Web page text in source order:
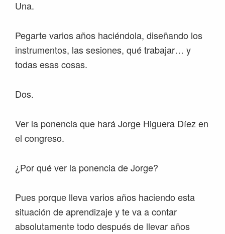
Una.
Pegarte varios años haciéndola, diseñando los
instrumentos, las sesiones, qué trabajar… y
todas esas cosas.
Dos.
Ver la ponencia que hará Jorge Higuera Díez en
el congreso.
¿Por qué ver la ponencia de Jorge?
Pues porque lleva varios años haciendo esta
situación de aprendizaje y te va a contar
absolutamente todo después de llevar años